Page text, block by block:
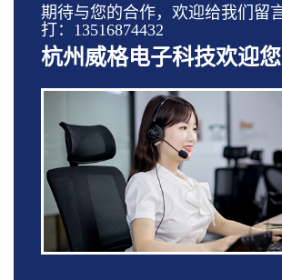
期待与您的合作，欢迎给我们留
打：13516874432
杭州威格电子科技欢迎您